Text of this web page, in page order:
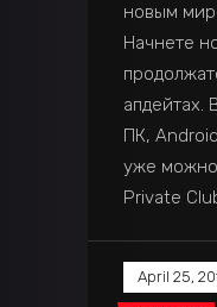
новым
Начнете
апдейтах.
ПК,
уже можно
Private
April 25,